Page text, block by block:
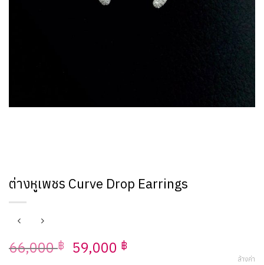
ต่างหูเพชร Curve Drop Earrings
66,000฿ Original
59,000 ฿Current
ล้างค่า